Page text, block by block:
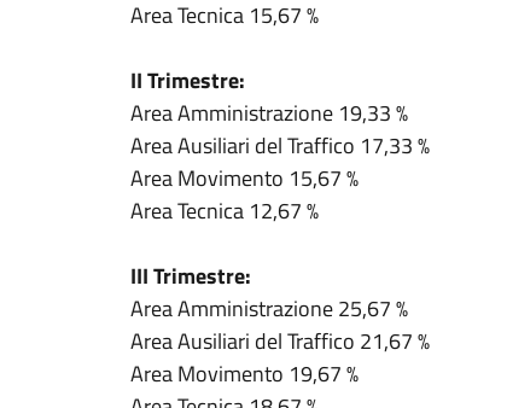
Area Tecnica 15,67 %
II Trimestre:
Area Amministrazione 19,33 %
Area Ausiliari del Traffico 17,33 %
Area Movimento 15,67 %
Area Tecnica 12,67 %
III Trimestre:
Area Amministrazione 25,67 %
Area Ausiliari del Traffico 21,67 %
Area Movimento 19,67 %